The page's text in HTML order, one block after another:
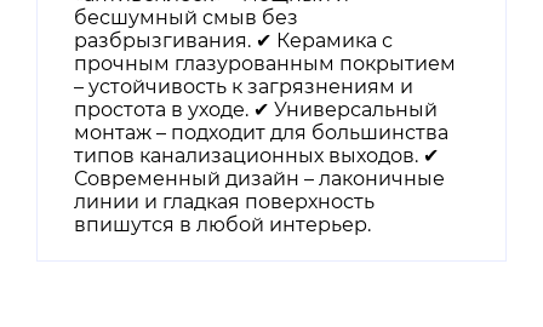
бесшумный смыв без
разбрызгивания. ✔ Керамика с
прочным глазурованным покрытием
– устойчивость к загрязнениям и
простота в уходе. ✔ Универсальный
монтаж – подходит для большинства
типов канализационных выходов. ✔
Современный дизайн – лаконичные
линии и гладкая поверхность
впишутся в любой интерьер.